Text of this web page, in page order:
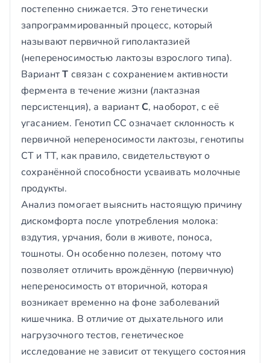
постепенно снижается. Это генетически
запрограммированный процесс, который
называют первичной гиполактазией
(непереносимостью лактозы взрослого типа).
ВариантT связан с сохранением активности
фермента в течение жизни (лактазная
персистенция), а вариант C, наоборот, с её
угасанием. Генотип CC означает склонность к
первичной непереносимости лактозы, генотипы
CT и TT, как правило, свидетельствуют о
сохранённой способности усваивать молочные
продукты.
Анализ помогает выяснить настоящую причину
дискомфорта после употребления молока:
вздутия, урчания, боли в животе, поноса,
тошноты. Он особенно полезен, потому что
позволяет отличить врождённую (первичную)
непереносимость от вторичной, которая
возникает временно на фоне заболеваний
кишечника. В отличие от дыхательного или
нагрузочного тестов, генетическое
исследование не зависит от текущего состояния